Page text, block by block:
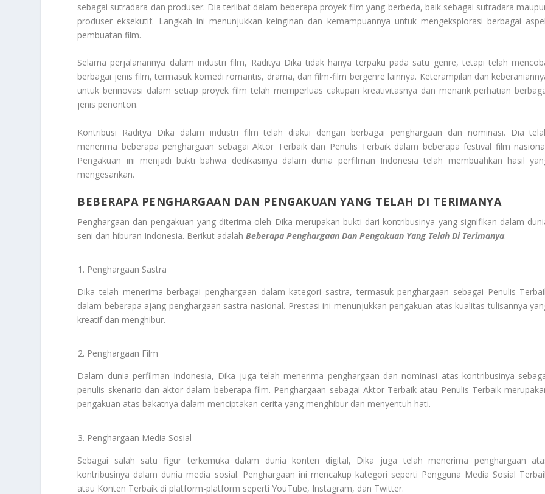
sebagai sutradara dan produser. Dia terlibat dalam beberapa proyek film yang berbeda, baik sebagai sutradara
produser eksekutif. Langkah ini menunjukkan keinginan dan kemampuannya untuk mengeksplorasi berbagai
pembuatan film.
Selama perjalanannya dalam industri film, Raditya Dika tidak hanya terpaku pada satu genre, tetapi telah
berbagai jenis film, termasuk komedi romantis, drama, dan film-film bergenre lainnya. Keterampilan dan
untuk berinovasi dalam setiap proyek film telah memperluas cakupan kreativitasnya dan menarik perhatian
jenis penonton.
Kontribusi Raditya Dika dalam industri film telah diakui dengan berbagai penghargaan dan nominasi. Dia
menerima beberapa penghargaan sebagai Aktor Terbaik dan Penulis Terbaik dalam beberapa festival film
Pengakuan ini menjadi bukti bahwa dedikasinya dalam dunia perfilman Indonesia telah membuahkan hasil
mengesankan.
BEBERAPA PENGHARGAAN DAN PENGAKUAN YANG TELAH DI TERIMANYA
Penghargaan dan pengakuan yang diterima oleh Dika merupakan bukti dari kontribusinya yang signifikan dalam
seni dan hiburan Indonesia. Berikut adalahBeberapa Penghargaan Dan Pengakuan Yang Telah Di Terimanya:
Penghargaan Sastra
Dika telah menerima berbagai penghargaan dalam kategori sastra, termasuk penghargaan sebagai Penulis
dalam beberapa ajang penghargaan sastra nasional. Prestasi ini menunjukkan pengakuan atas kualitas tulisannya
kreatif dan menghibur.
Penghargaan Film
Dalam dunia perfilman Indonesia, Dika juga telah menerima penghargaan dan nominasi atas kontribusinya
penulis skenario dan aktor dalam beberapa film. Penghargaan sebagai Aktor Terbaik atau Penulis Terbaik
pengakuan atas bakatnya dalam menciptakan cerita yang menghibur dan menyentuh hati.
Penghargaan Media Sosial
Sebagai salah satu figur terkemuka dalam dunia konten digital, Dika juga telah menerima penghargaan
kontribusinya dalam dunia media sosial. Penghargaan ini mencakup kategori seperti Pengguna Media Sosial
atau Konten Terbaik di platform-platform seperti YouTube, Instagram, dan Twitter.